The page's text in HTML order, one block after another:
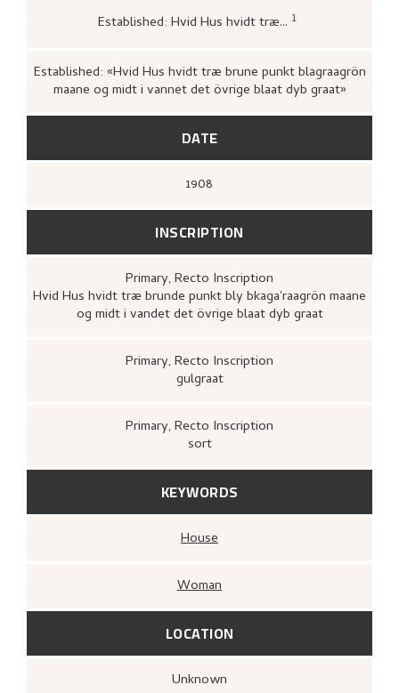
Established: Hvid Hus hvidt træ... 1
of Japanese woodcuts (Førde: [s.n.],
72.
Established: «Hvid Hus hvidt træ brune punkt blagraagrön
maane og midt i vannet det övrige blaat dyb graat»
DATE
1908
INSCRIPTION
Primary, Recto Inscription
Hvid Hus hvidt træ brunde punkt bly bkaga'raagrön maane
og midt i vandet det övrige blaat dyb graat
Primary, Recto Inscription
gulgraat
Primary, Recto Inscription
sort
KEYWORDS
House
Woman
LOCATION
Unknown